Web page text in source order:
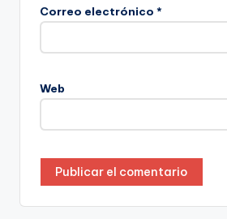
Correo electrónico *
Web